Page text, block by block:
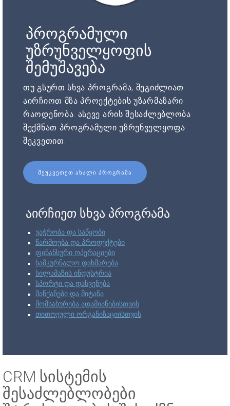
პროგრამული
უზრუნველყოფის
შემუშავება
თუ გსურთ სხვა პროგრამა, შეგიძლიათ
აირჩიოთ მზა პროექტების უზარმაზარი
რაოდენობა. ასევე არის შესაძლებლობა
შექმნათ პროგრამული უზრუნველყოფა
შეკვეთით.
ᲨᲔᲣᲙᲕᲔᲗᲔᲗ ᲐᲮᲐᲚᲘ ᲞᲠᲝᲒᲠᲐᲛᲐ
აირჩიეთ სხვა პროგრამა
ვაჭრობა და საწყობი
წარმოება და პროდუქტები
ფინანსური ოპერაციები
სამკურნალო დახმარება
სილამაზის ინდუსტრია
სპორტი და დასვენება
მანქანები და მიტანა
მომსახურება ადამიანებისთვის
თითოეული ორგანიზაციისთვის
CRM სისტემის
შესაძლებლობები